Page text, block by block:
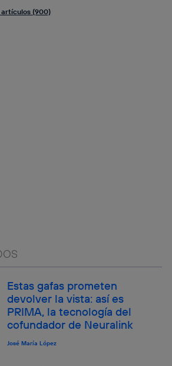
artículos (900)
Estas gafas prometen
devolver la vista: así es
PRIMA, la tecnología del
cofundador de Neuralink
José María López